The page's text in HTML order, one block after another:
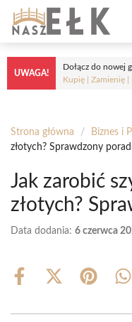
Przejdź
treści
UWAGA!
Dołącz do nowej
Kupię | Zamienię |
Strona główna / Biznes i
złotych? Sprawdzony
Jak zarobić
złotych?
Data dodania: 6 czerwca
Share
Share
(Twitter)
Share